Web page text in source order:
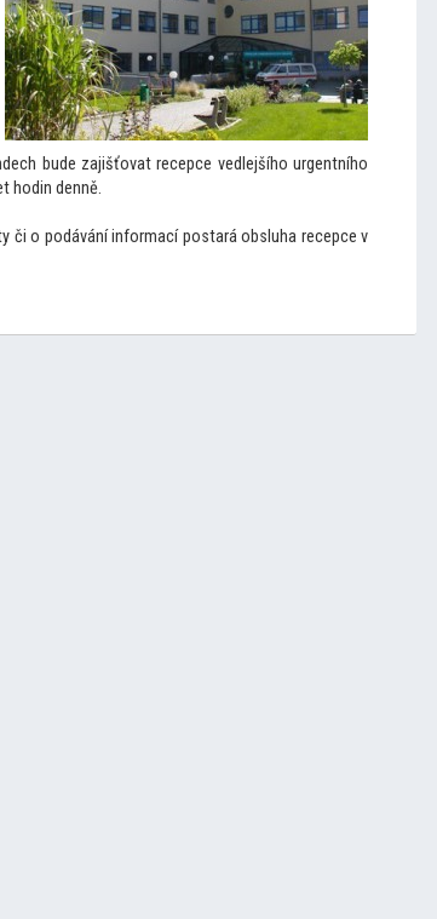
bude zajišťovat recepce vedlejšího urgentního
hodin denně.
či o podávání informací postará obsluha recepce v